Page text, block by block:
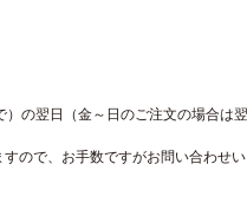
の翌日（金～日のご注文の場合は翌
ので、お手数ですがお問い合わせい